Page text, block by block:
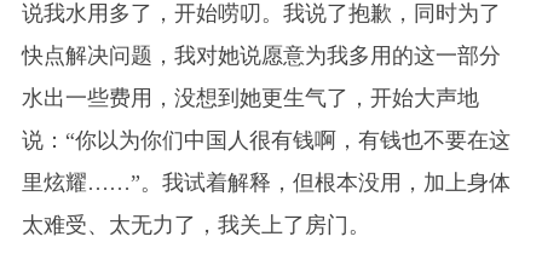
说我水用多了，开始唠叨。我说了抱歉，同时为了
快点解决问题，我对她说愿意为我多用的这一部分
水出一些费用，没想到她更生气了，开始大声地
说：“你以为你们中国人很有钱啊，有钱也不要在这
里炫耀……”。我试着解释，但根本没用，加上身体
太难受、太无力了，我关上了房门。